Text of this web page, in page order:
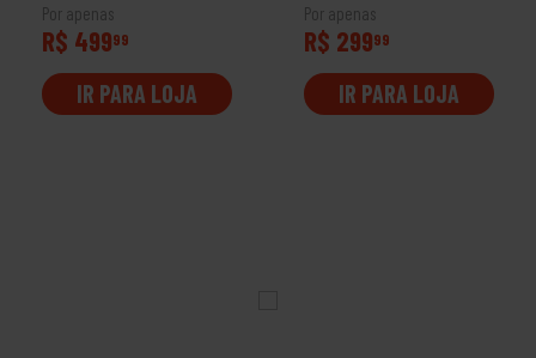
Por apenas
R$ 49999
IR PARA LOJA
Por apenas
R$ 29999
IR PARA LOJA